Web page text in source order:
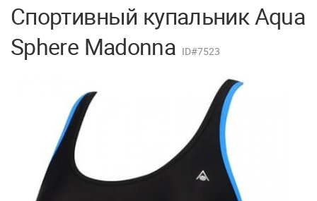
Спортивный купальник Aqua
Sphere Madonna ID#7523